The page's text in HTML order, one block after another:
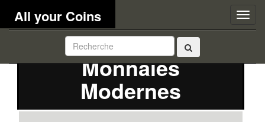
All your Coins
Monnaies
Modernes